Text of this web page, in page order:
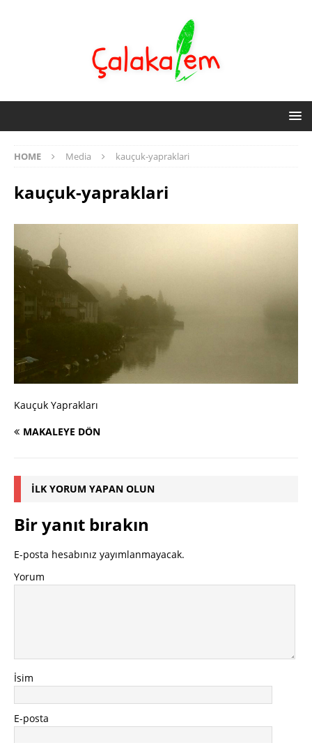
HOME Media kauçuk-yapraklari
kauçuk-yapraklari
Kauçuk Yaprakları
MAKALEYE DÖN
İLK YORUM YAPAN OLUN
Bir yanıt bırakın
E-posta hesabınız yayımlanmayacak.
Yorum
İsim
E-posta